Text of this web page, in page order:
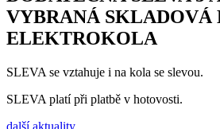
VYBRANÁ SKLADOVÁ
ELEKTROKOLA
SLEVA se vztahuje i na kola se slevou.
SLEVA platí při platbě v hotovosti.
další aktuality